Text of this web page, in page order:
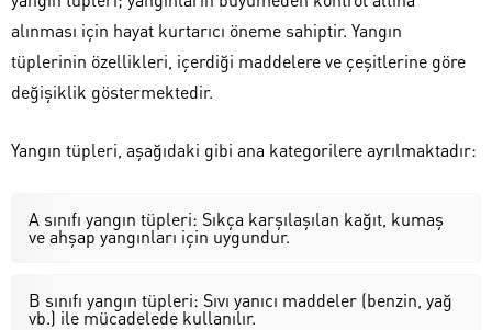
alınması için hayat kurtarıcı öneme sahiptir. Yangın
tüplerinin özellikleri, içerdiği maddelere ve çeşitlerine göre
değişiklik göstermektedir.
Yangın tüpleri, aşağıdaki gibi ana kategorilere ayrılmaktadır:
A sınıfı yangın tüpleri: Sıkça karşılaşılan kağıt, kumaş
ve ahşap yangınları için uygundur.
B sınıfı yangın tüpleri: Sıvı yanıcı maddeler (benzin, yağ
vb.) ile mücadelede kullanılır.